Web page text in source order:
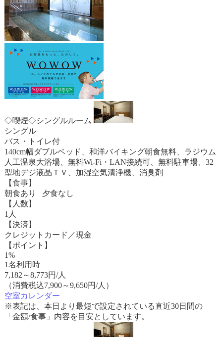
◇喫煙◇シングルルーム
シングル
バス・トイレ付
140cm幅ダブルベッド、和洋バイキング朝食無料、ラジウム
人工温泉大浴場、無料Wi-Fi・LAN接続可、無料駐車場、32
型地デジ液晶ＴＶ、加湿空気清浄機、消臭剤
【食事】
朝食あり 夕食なし
【人数】
1人
【決済】
クレジットカード／現金
【ポイント】
1%
1名利用時
7,182 ～8,773円/人
（消費税込7,900～9,650円/人）
空室カレンダー
※表記は、本日より最短で設定されている直近30日間の
「金額/食事」内容を目安としています。